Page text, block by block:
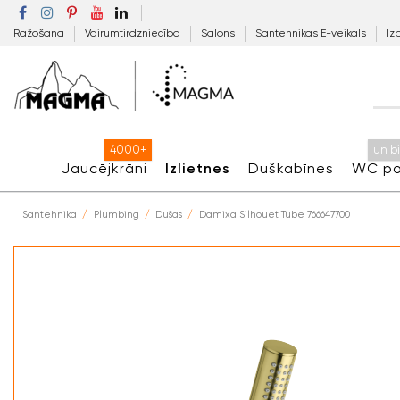
Ražošana Vairumtirdzniecība Salons Santehnikas E-veikals
Jaucējkrāni
4000+
Izlietnes Duškabīnes WC
un
Santehnika Plumbing Dušas Damixa Silhouet Tube 766647700